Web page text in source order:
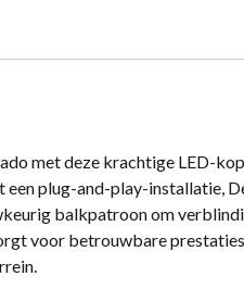
met deze krachtige LED-
een plug-and-play-installatie,
balkpatroon om
voor betrouwbare